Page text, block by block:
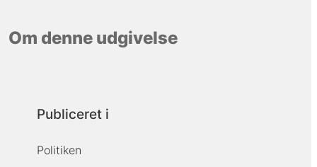
Om denne udgivelse
Publiceret i
Politiken